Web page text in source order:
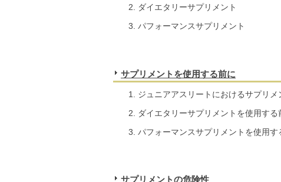
ダイエタリーサプリメント
パフォーマンスサプリメント
サプリメントを使用する前に
ジュニアアスリートにおけるサプリメ
ダイエタリーサプリメントを使用する
パフォーマンスサプリメントを使用す
サプリメントの危険性